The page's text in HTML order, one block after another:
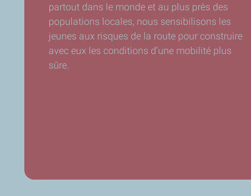
partout dans le monde et au plus près des
populations locales, nous sensibilisons les
jeunes aux risques de la route pour construire
avec eux les conditions d’une mobilité plus
sûre.